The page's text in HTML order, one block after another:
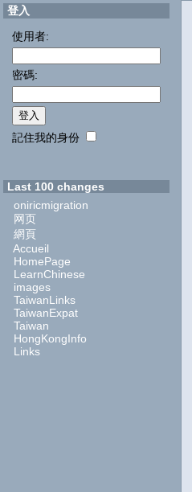
登入
使用者:
密碼:
記住我的身份
Last 100 changes
oniricmigration
网页
網頁
Accueil
HomePage
LearnChinese
images
TaiwanLinks
TaiwanExpat
Taiwan
HongKongInfo
Links